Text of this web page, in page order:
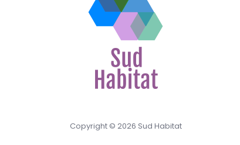
Copyright © 2026 Sud Habitat